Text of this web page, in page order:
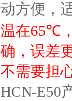
动方便，
温在65℃
确，误差
不需要担
HCN-E50